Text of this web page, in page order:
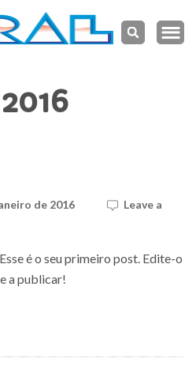
Vitral
Indústria de
de 2016
Leave a
é o seu primeiro post. Edite-o
a publicar!